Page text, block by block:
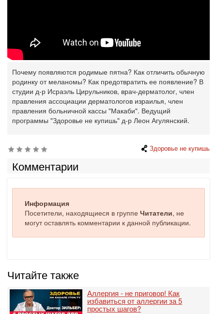
Почему появляются родимые пятна? Как отличить обычную
родинку от меланомы? Как предотвратить ее появление? В
студии д-р Исраэль Цирульников, врач-дерматолог, член
правления ассоциации дерматологов израилья, член
правления больничной кассы "Макаби". Ведущий
программы "Здоровье не купишь" д-р Леон Агулянский.
Здоровье не купишь
Комментарии
Информация
Посетители, находящиеся в группе Читатели, не
могут оставлять комментарии к данной публикации.
Читайте также
Аллергия - не приговор! Как
избавиться от аллергии за 5
простых шагов?